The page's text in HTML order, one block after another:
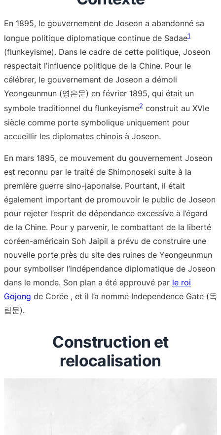
En 1895, le gouvernement de Joseon a abandonné sa
longue politique diplomatique continue de Sadae1
(flunkeyisme). Dans le cadre de cette politique, Joseon
respectait l’influence politique de la Chine. Pour le
célébrer, le gouvernement de Joseon a démoli
Yeongeunmun (영은문) en février 1895, qui était un
symbole traditionnel du flunkeyisme2 construit au XVIe
siècle comme porte symbolique uniquement pour
accueillir les diplomates chinois à Joseon.
En mars 1895, ce mouvement du gouvernement Joseon
est reconnu par le traité de Shimonoseki suite à la
première guerre sino-japonaise. Pourtant, il était
également important de promouvoir le public de Joseon
pour rejeter l’esprit de dépendance excessive à l’égard
de la Chine. Pour y parvenir, le combattant de la liberté
coréen-américain Soh Jaipil a prévu de construire une
nouvelle porte près du site des ruines de Yeongeunmun
pour symboliser l’indépendance diplomatique de Joseon
dans le monde. Son plan a été approuvé par le roi
Gojong de Corée , et il l’a nommé Independence Gate (독
립문).
Construction et
relocalisation